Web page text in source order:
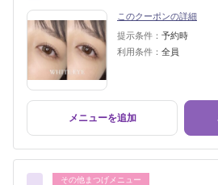
このクーポンの詳細
提示条件： 予約時
利用条件： 全員
メニューを追加
その他まつげメニュー